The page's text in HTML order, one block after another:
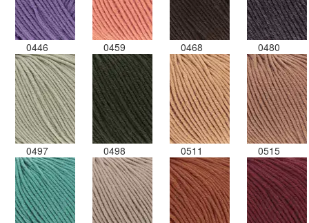
0446 0459 0468 0480
0497 0498 0511 0515